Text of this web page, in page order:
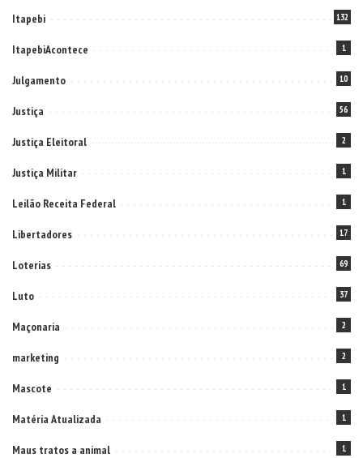
Itapebi 132
ItapebiAcontece 1
Julgamento 10
Justiça 56
Justiça Eleitoral 2
Justiça Militar 1
Leilão Receita Federal 1
Libertadores 17
Loterias 69
Luto 37
Maçonaria 2
marketing 2
Mascote 1
Matéria Atualizada 1
Maus tratos a animal 1